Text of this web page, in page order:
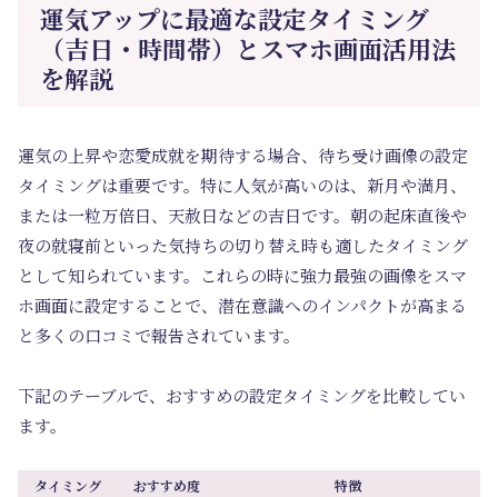
運気アップに最適な設定タイミング
（吉日・時間帯）とスマホ画面活用法
を解説
運気の上昇や恋愛成就を期待する場合、待ち受け画像の設定
タイミングは重要です。特に人気が高いのは、新月や満月、
または一粒万倍日、天赦日などの吉日です。朝の起床直後や
夜の就寝前といった気持ちの切り替え時も適したタイミング
として知られています。これらの時に強力最強の画像をスマ
ホ画面に設定することで、潜在意識へのインパクトが高まる
と多くの口コミで報告されています。
下記のテーブルで、おすすめの設定タイミングを比較してい
ます。
タイミング おすすめ度
特徴